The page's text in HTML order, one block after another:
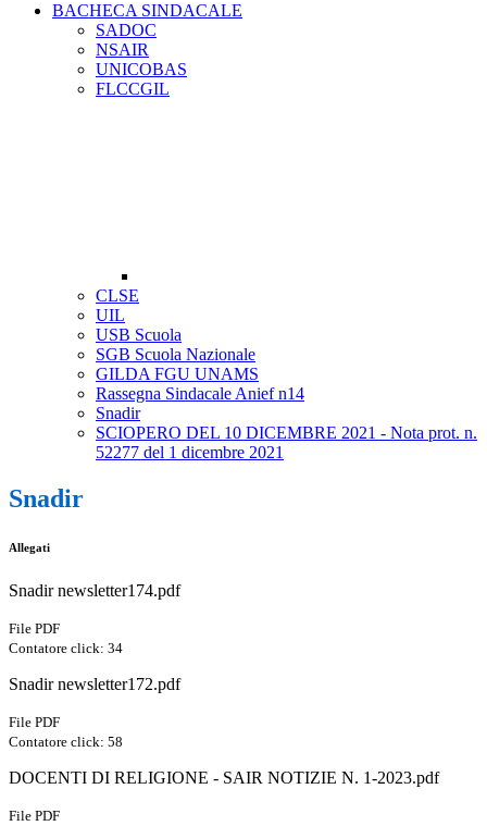
BACHECA SINDACALE
SADOC
NSAIR
UNICOBAS
FLCCGIL
CLSE
UIL
USB Scuola
SGB Scuola Nazionale
GILDA FGU UNAMS
Rassegna Sindacale Anief n14
Snadir
SCIOPERO DEL 10 DICEMBRE 2021 - Nota prot. n.
52277 del 1 dicembre 2021
Snadir
Allegati
Snadir newsletter174.pdf
File PDF
Contatore click: 34
Snadir newsletter172.pdf
File PDF
Contatore click: 58
DOCENTI DI RELIGIONE - SAIR NOTIZIE N. 1-2023.pdf
File PDF